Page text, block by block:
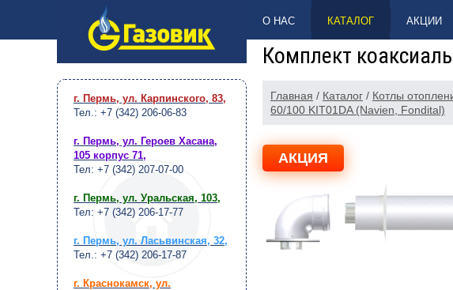
НАВЕРХ
О НАС КАТАЛОГ АКЦИИ
Комплект
Главная / Каталог / Котлы
60/100 KIT01DA (Navien, Fondital)
АКЦИЯ
г. Пермь, ул. Карпинского, 83,
Тел.: +7 (342) 206-06-83
г. Пермь, ул. Героев Хасана,
105 корпус 71,
Тел: +7 (342) 207-07-00
г. Пермь, ул. Уральская, 103,
Тел: +7 (342) 206-17-77
г. Пермь, ул. Ласьвинская, 32,
Тел.: +7 (342) 206-17-87
г. Краснокамск, ул.